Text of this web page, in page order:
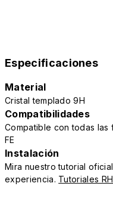
Especificaciones
Material
Cristal templado 9H
Compatibilidades
Compatible con todas las
FE
Instalación
Mira nuestro tutorial
experiencia. Tutoriales